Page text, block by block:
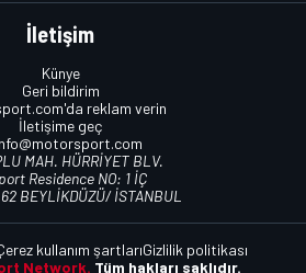
İletişim
Künye
Geri bildirim
reklam verin
İletişime geç
MAH. HÜRRİYET BLV.
Residence NO: 1 İÇ
BEYLİKDÜZÜ/ İSTANBUL
Network. Tüm hakları saklıdır.
kullanım şartlarıGizlilik politikası